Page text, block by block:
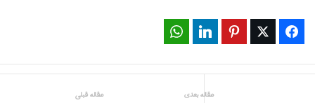
Facebook
Twitter
Pinterest
LinkedIn
مقاله قبلی مقاله بعدی